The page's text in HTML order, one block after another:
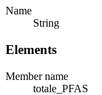
Name
String
Elements
Member name
totale_PFAS